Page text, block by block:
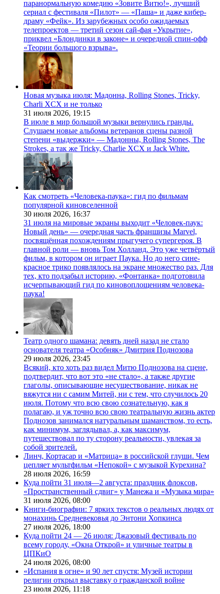
паранормальную комедию «Зовите Витю!», лучший
сериал с фестиваля «Пилот» — «Паша» и даже кибер-
драму «Фейк». Из зарубежных особо ожидаемых
телепроектов — третий сезон сай-фая «Укрытие»,
приквел «Блондинки в законе» и очередной спин-офф
«Теории большого взрыва».
Новая музыка июля: Мадонна, Rolling Stones, Tricky,
Charli XCX и не только
31 июля 2026, 19:15
В июле в мир большой музыки вернулись гранды.
Слушаем новые альбомы ветеранов сцены разной
степени «выдержки» — Мадонны, Rolling Stones, The
Strokes, а так же Tricky, Charlie XCX и Jack White.
Как смотреть «Человека-паука»: гид по фильмам
популярной киновселенной
30 июля 2026, 16:37
31 июля на мировые экраны выходит «Человек-паук:
Новый день» — очередная часть франшизы Marvel,
посвящённая похождениям прыгучего супергероя. В
главной роли — вновь Том Холланд. Это уже четвёртый
фильм, в котором он играет Паука. Но до него сине-
красное трико появлялось на экране множество раз. Для
тех, кто подзабыл историю, «Фонтанка» подготовила
исчерпывающий гид по киновоплощениям человека-
паука!
Театр одного шамана: девять дней назад не стало
основателя театра «Особняк» Дмитрия Поднозова
29 июля 2026, 23:45
Всякий, кто хоть раз видел Митю Поднозова на сцене,
подтвердит, что вот это «не стало», а также другие
глаголы, описывающие несуществование, никак не
вяжутся ни с самим Митей, ни с тем, что случилось 20
июля. Потому что всю свою сознательную, как я
полагаю, и уж точно всю свою театральную жизнь актер
Поднозов занимался натуральным шаманством, то есть,
как минимум, заглядывал, а, как максимум,
путешествовал по ту сторону реальности, увлекая за
собой зрителей.
Линч, Кортасар и «Матрица» в российской глуши. Чем
цепляет мультфильм «Непокой» с музыкой Курехина?
28 июля 2026, 16:59
Куда пойти 31 июля—2 августа: праздник флоксов,
«Пространственный сдвиг» у Манежа и «Музыка мира»
31 июля 2026, 08:00
Книги-биографии: 7 ярких текстов о реальных людях от
монахинь Средневековья до Энтони Хопкинса
27 июля 2026, 18:00
Куда пойти 24 — 26 июля: Джазовый фестиваль по
всему городу, «Окна Открой» и уличные театры в
ЦПКиО
24 июля 2026, 08:00
«Испания в огне» и 90 лет спустя: Музей истории
религии открыл выставку о гражданской войне
23 июля 2026, 11:18